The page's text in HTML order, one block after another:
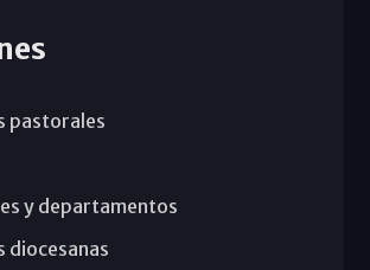
pastorales
y departamentos
diocesanas